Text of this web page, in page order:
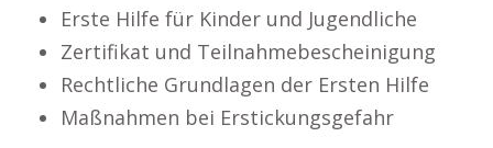
Erste Hilfe für Kinder und Jugendliche
Zertifikat und Teilnahmebescheinigung
Rechtliche Grundlagen der Ersten Hilfe
Maßnahmen bei Erstickungsgefahr